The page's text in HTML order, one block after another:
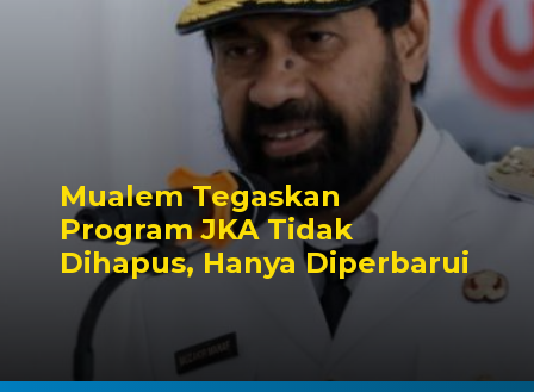
Mualem Tegaskan
Program JKA Tidak
Dihapus, Hanya Diperbarui